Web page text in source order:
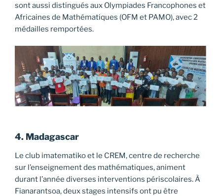
sont aussi distingués aux Olympiades Francophones et
Africaines de Mathématiques (OFM et PAMO), avec 2
médailles remportées.
4. Madagascar
Le club imatematiko et le CREM, centre de recherche
sur l’enseignement des mathématiques, animent
durant l’année diverses interventions périscolaires. À
Fianarantsoa, deux stages intensifs ont pu être